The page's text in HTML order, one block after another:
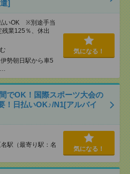
]
いOK ※別途手当
業125％、休出
伊勢朝日駅から車5
…
気になる！
でOK！国際スポーツ大会の
！日払いOK♪/N1[アルバイ
駅（最寄り駅：名
気になる！